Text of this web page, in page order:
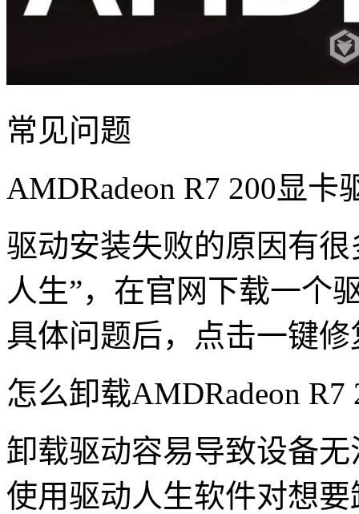
常见问题
AMDRadeon R7 200显
驱动安装失败的原因有
人生”，在官网下载一个
具体问题后，点击一键
怎么卸载AMDRadeon
卸载驱动容易导致设备
使用驱动人生软件对想要